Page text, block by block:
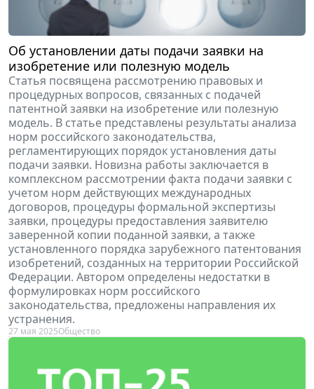
Об установлении даты подачи заявки на
изобретение или полезную модель
Статья посвящена рассмотрению правовых и
процедурных вопросов, связанных с подачей
патентной заявки на изобретение или полезную
модель. В статье представлены результаты анализа
норм российского законодательства,
регламентирующих порядок установления даты
подачи заявки. Новизна работы заключается в
комплексном рассмотрении факта подачи заявки с
учетом норм действующих международных
договоров, процедуры формальной экспертизы
заявки, процедуры предоставления заявителю
заверенной копии поданной заявки, а также
установленного порядка зарубежного патентования
изобретений, созданных на территории Российской
Федерации. Автором определены недостатки в
формулировках норм российского
законодательства, предложены направления их
устранения.
27 мая 2025Общество